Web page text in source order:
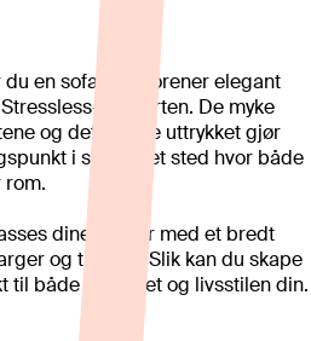
en sofa som forener elegant
komforten. De myke
og det tidløse uttrykket gjør
i stuen – et sted hvor både
rom.
dine ønsker med et bredt
og treverk. Slik kan du skape
til både hjemmet og livsstilen din.